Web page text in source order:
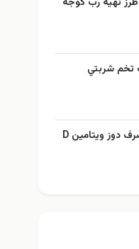
شربتي
میزان صحیح مصرف دوز ویتامین D